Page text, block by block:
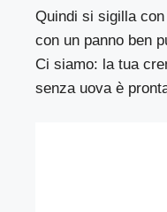
Quindi si sigilla
con un panno ben
Ci siamo: la tua
senza uova è